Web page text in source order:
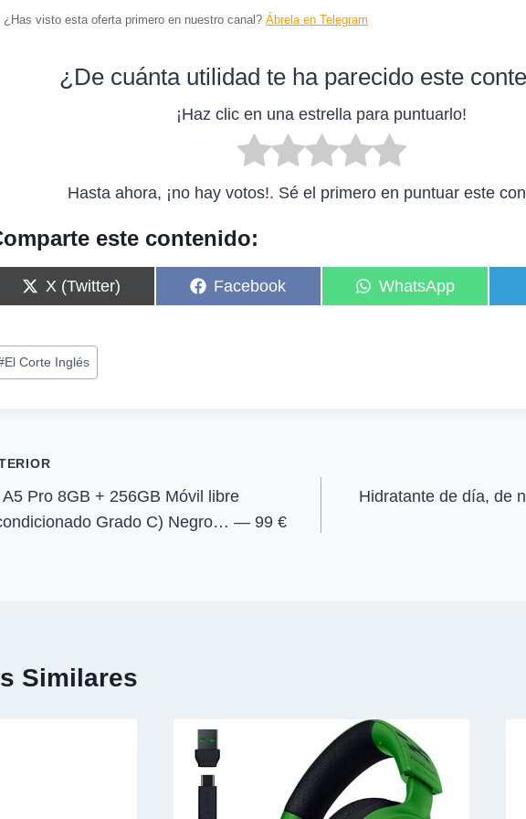
¿Has visto esta oferta primero en nuestro canal? Ábrela en Telegram
¿De cuánta utilidad te ha parecido este
¡Haz clic en una estrella para puntuarlo!
Hasta ahora, ¡no hay votos!. Sé el primero en puntuar este
este contenido:
C
o
a
r
t
X (Twitter)
C
o
Facebook
C
o
WhatsApp
El Corte Inglés
A5 Pro 8GB + 256GB Móvil libre
Grado C) Negro… — 99 €
Hidratante de día, de
Similares